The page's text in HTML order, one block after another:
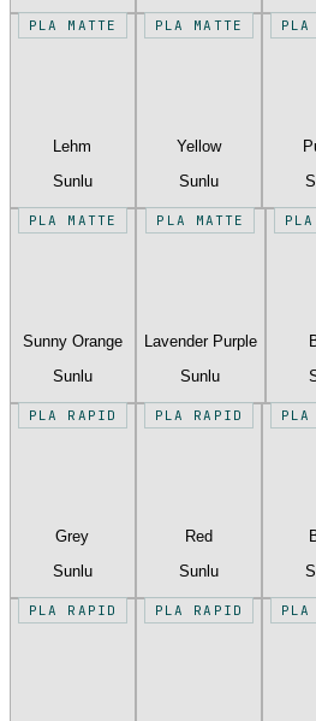
PLA MATTE
Lehm
Sunlu
PLA MATTE
Yellow
Sunlu
PLA
PLA MATTE
Sunny Orange
Sunlu
PLA MATTE
Lavender Purple
Sunlu
PLA RAPID
Grey
Sunlu
PLA RAPID
Red
Sunlu
PLA
PLA RAPID PLA RAPID PLA